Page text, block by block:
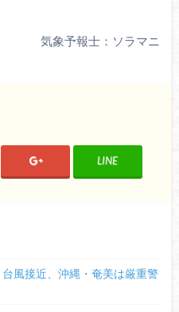
気象予報士：ソラマニ
LINE
台風接近、沖縄・奄美は厳重警